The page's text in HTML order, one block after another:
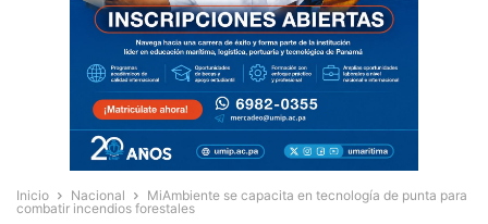
Inicio Nacional
MiAmbiente se capacita en tecnología de punta para
combatir incendios forestales